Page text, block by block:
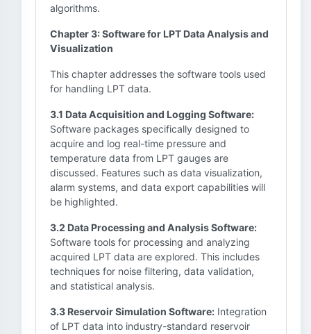
algorithms.
Chapter 3: Software for LPT Data Analysis and
Visualization
This chapter addresses the software tools used
for handling LPT data.
3.1 Data Acquisition and Logging Software:
Software packages specifically designed to
acquire and log real-time pressure and
temperature data from LPT gauges are
discussed. Features such as data visualization,
alarm systems, and data export capabilities will
be highlighted.
3.2 Data Processing and Analysis Software:
Software tools for processing and analyzing
acquired LPT data are explored. This includes
techniques for noise filtering, data validation,
and statistical analysis.
3.3 Reservoir Simulation Software: Integration
of LPT data into industry-standard reservoir